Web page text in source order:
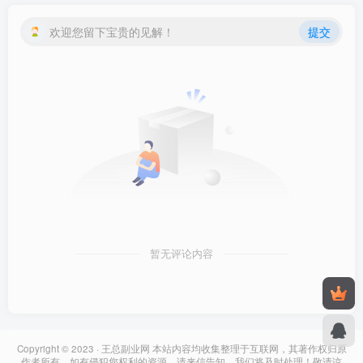
欢迎您留下宝贵的见解！ 提交
暂无评论内容
Copyright © 2023 · 王总副业网 本站内容均收集整理于互联网，其著作权归原